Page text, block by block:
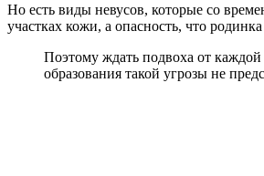
Но есть виды невусов, которые со
участках кожи, а опасность, что
Поэтому ждать подвоха от каждой
образования такой угрозы не